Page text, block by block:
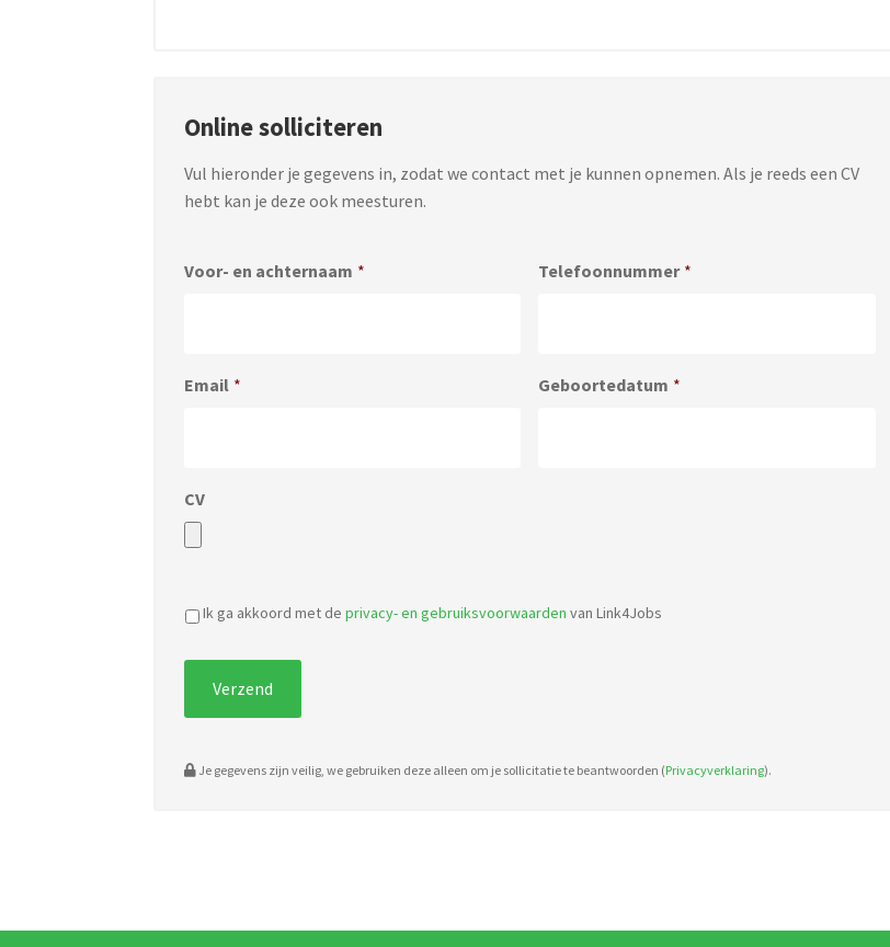
Online solliciteren
Vul hieronder je gegevens in, zodat we contact met je kunnen opnemen. Als je reeds een CV
hebt kan je deze ook meesturen.
Voor- en achternaam * Telefoonnummer *
Email * Geboortedatum *
CV
pdf,
Ik ga akkoord met de privacy- en gebruiksvoorwaarden van Link4Jobs
Je gegevens zijn veilig, we gebruiken deze alleen om je sollicitatie te beantwoorden (Privacyverklaring).